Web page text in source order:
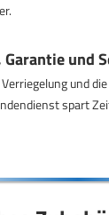
und
und
spart